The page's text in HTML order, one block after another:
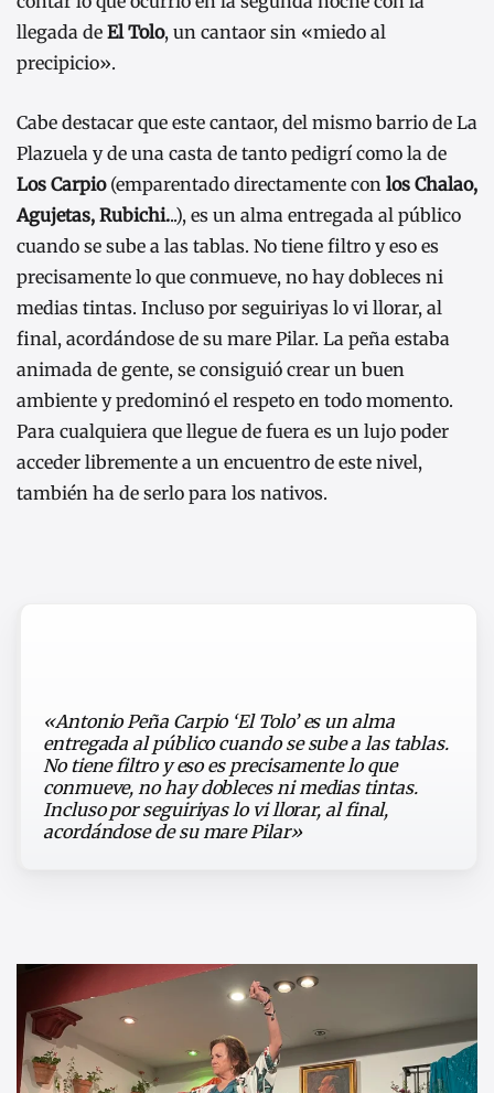
llegada de El Tolo, un cantaor sin «miedo al
precipicio».
Cabe destacar que este cantaor, del mismo barrio de La
Plazuela y de una casta de tanto pedigrí como la de
Los Carpio(emparentado directamente con los Chalao,
Agujetas, Rubichi...), es un alma entregada al público
cuando se sube a las tablas. No tiene filtro y eso es
precisamente lo que conmueve, no hay dobleces ni
medias tintas. Incluso por seguiriyas lo vi llorar, al
final, acordándose de su mare Pilar. La peña estaba
animada de gente, se consiguió crear un buen
ambiente y predominó el respeto en todo momento.
Para cualquiera que llegue de fuera es un lujo poder
acceder libremente a un encuentro de este nivel,
también ha de serlo para los nativos.
«Antonio Peña Carpio ‘El Tolo’ es un alma
entregada al público cuando se sube a las tablas.
No tiene filtro y eso es precisamente lo que
conmueve, no hay dobleces ni medias tintas.
Incluso por seguiriyas lo vi llorar, al final,
acordándose de su mare Pilar»